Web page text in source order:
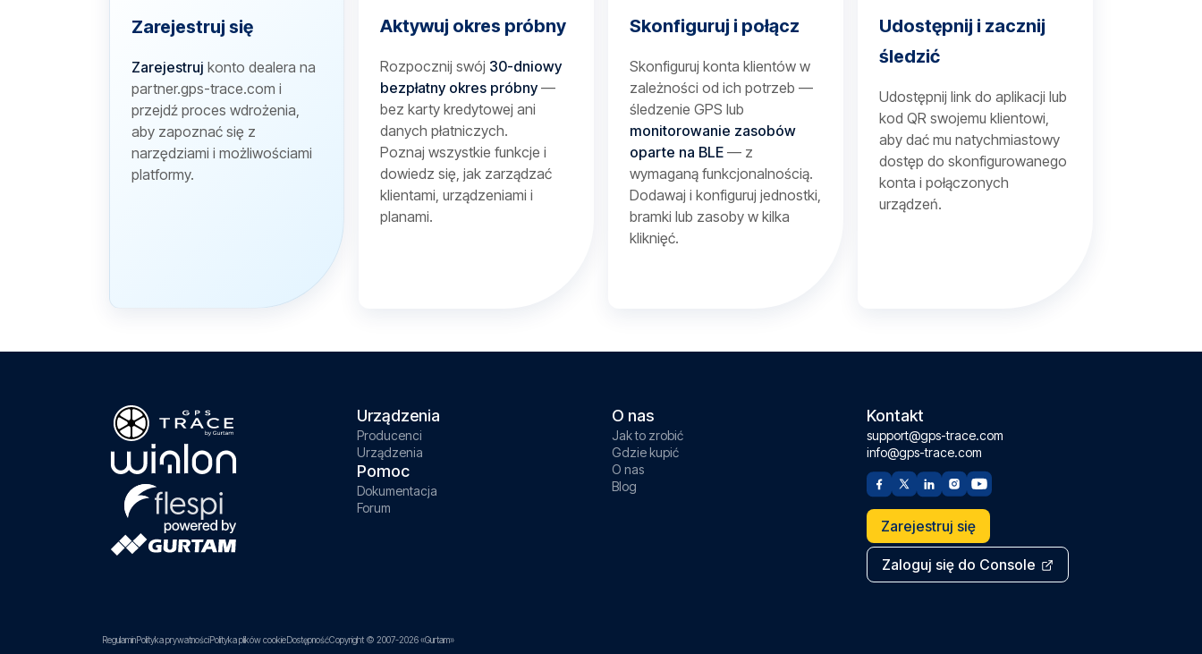
Zarejestruj się
Zarejestruj konto dealera na
partner.gps-trace.com i
przejdź proces wdrożenia,
aby zapoznać się z
narzędziami i możliwościami
platformy.
Aktywuj okres próbny
Rozpocznij swój 30-dniowy
bezpłatny okres próbny—
bez karty kredytowej ani
danych płatniczych.
Poznaj wszystkie funkcje i
dowiedz się, jak zarządzać
klientami, urządzeniami i
planami.
Skonfiguruj i połącz
Skonfiguruj konta klientów w
zależności od ich potrzeb —
śledzenie GPS lub
monitorowanie zasobów
oparte na BLE — z
wymaganą funkcjonalnością.
Dodawaj i konfiguruj jednostki,
bramki lub zasoby w kilka
kliknięć.
Udostępnij i zacznij
śledzić
Udostępnij link do aplikacji lub
kod QR swojemu klientowi,
aby dać mu natychmiastowy
dostęp do skonfigurowanego
konta i połączonych
urządzeń.
Urządzenia
Producenci
Urządzenia
Pomoc
Dokumentacja
Forum
O nas
Jak to zrobić
Gdzie kupić
O nas
Blog
Kontakt
support@gps-trace.com
info@gps-trace.com
Zarejestruj się
Zaloguj się do Console
RegulaminPolityka prywatnościPolityka plików cookieDostępnośćCopyright © 2007-2026 «Gurtam»